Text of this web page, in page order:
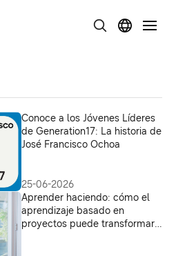
Conoce a los Jóvenes Líderes
de Generation17: La historia de
José Francisco Ochoa
25-06-2026
Aprender haciendo: cómo el
aprendizaje basado en
proyectos puede transformar